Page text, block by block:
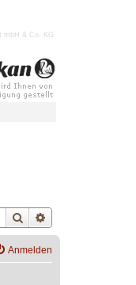
mbH & Co. KG
Suche
Anmelden